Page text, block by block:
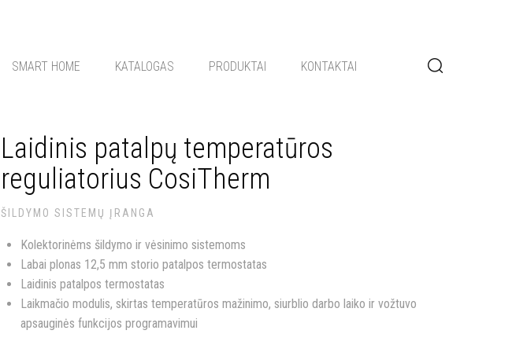
SMART HOME KATALOGAS PRODUKTAI KONTAKTAI
Laidinis patalpų temperatūros
reguliatorius CosiTherm
ŠILDYMO SISTEMŲ ĮRANGA
Kolektorinėms šildymo ir vėsinimo sistemoms
Labai plonas 12,5 mm storio patalpos termostatas
Laidinis patalpos termostatas
Laikmačio modulis, skirtas temperatūros mažinimo, siurblio darbo laiko ir vožtuvo
apsauginės funkcijos programavimui